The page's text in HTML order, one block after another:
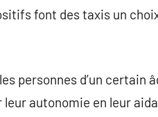
font des taxis un
personnes d’un certain
autonomie en leur